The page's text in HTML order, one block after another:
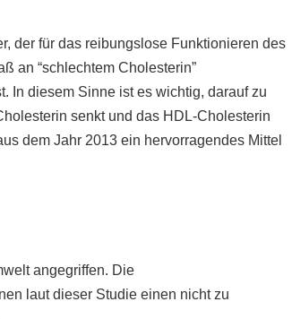
der für das reibungslose Funktionieren des
an “schlechtem Cholesterin”
In diesem Sinne ist es wichtig, darauf zu
senkt und das HDL-Cholesterin
dem Jahr 2013 ein hervorragendes Mittel
angegriffen. Die
laut dieser Studie einen nicht zu